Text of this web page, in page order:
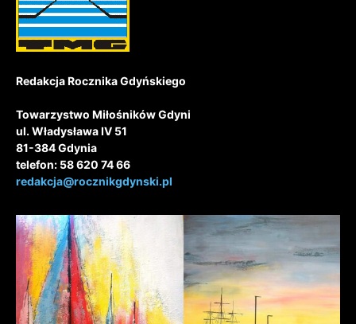
Redakcja Rocznika Gdyńskiego
Towarzystwo Miłośników Gdyni
ul. Władysława IV 51
81-384 Gdynia
telefon: 58 620 74 66
redakcja@rocznikgdynski.pl